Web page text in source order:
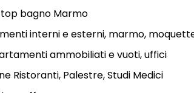
bagno Marmo
interni e esterni, marmo,
ammobiliati e vuoti, uffici
Ristoranti, Palestre, Studi Medici